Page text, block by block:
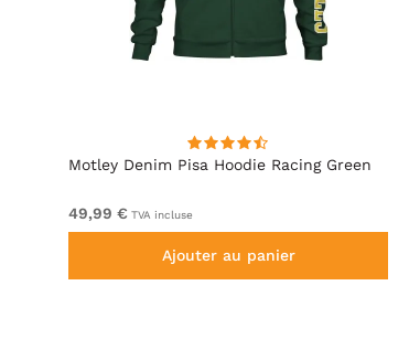
Motley Denim Pisa Hoodie Racing Green
49,99 € TVA incluse
Ajouter au panier